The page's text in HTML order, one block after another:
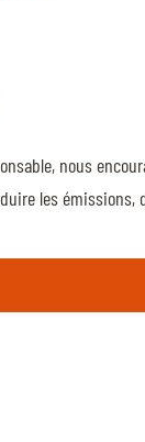
nous
les